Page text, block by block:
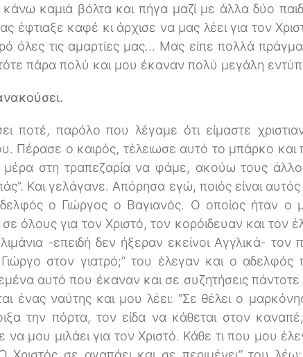
καμιά βόλτα και πήγα μαζί με άλλα δύο
έφτιαξε καφέ κι άρχισε να μας λέει για τον
όλες τις αμαρτίες μας... Μας είπε πολλά
πάρα πολύ και μου έκαναν πολύ μεγάλη
ποτέ, παρόλο που λέγαμε ότι είμαστε
Πέρασε ο καιρός, τέλειωσε αυτό το μπάρκο
μέρα στη τραπεζαρία να φάμε, ακούω τους
Και γελάγανε. Απόρησα εγώ, ποιός είναι
ο Γιώργος ο Βαγιανός. Ο οποίος ήταν ο
σε όλους για τον Χριστό, τον κορόιδευαν και τον
-επειδή δεν ήξεραν εκείνοι Αγγλικά-
στον γιατρό;” του έλεγαν και ο αδελφός
αυτό που έκαναν και σε συζητήσεις
ένας ναύτης και μου λέει: “Σε θέλει ο
την πόρτα, τον είδα να κάθεται στον
να μου μιλάει για τον Χριστό. Κάθε τι που μου